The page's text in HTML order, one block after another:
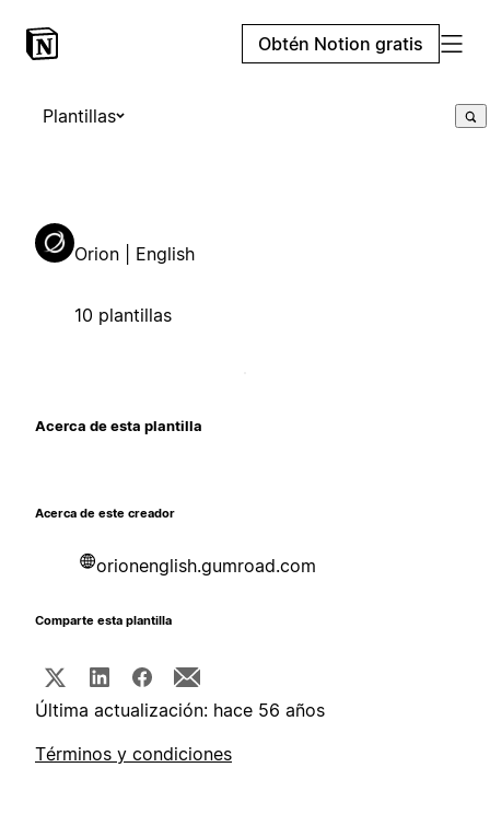
Obtén Notion gratis
Plantillas
Orion | English
10 plantillas
Acerca de esta plantilla
Acerca de este creador
orionenglish.gumroad.com
Comparte esta plantilla
Última actualización: hace 56 años
Términos y condiciones